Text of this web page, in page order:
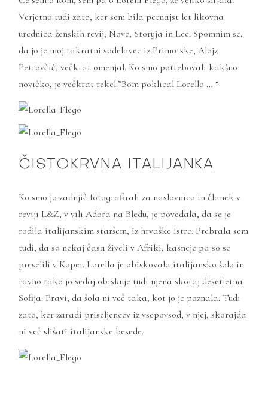
Verjetno tudi zato, ker sem bila petnajst let likovna
urednica ženskih revij; Nove, Storyja in Lee. Spomnim se,
da jo je moj takratni sodelavec iz Primorske, Alojz
Petrovčič, večkrat omenjal. Ko smo potrebovali kakšno
novičko, je večkrat rekel:”Bom poklical Lorello … “
ČISTOKRVNA ITALIJANKA
Ko smo jo zadnjič fotografirali za naslovnico in članek v
reviji L&Z, v vili Adora na Bledu, je povedala, da se je
rodila italijanskim staršem, iz hrvaške Istre. Prebrala sem
tudi, da so nekaj časa živeli v Afriki, kasneje pa so se
preselili v Koper. Lorella je obiskovala italijansko šolo in
ravno tako jo sedaj obiskuje tudi njena skoraj desetletna
Sofija. Pravi, da šola ni več taka, kot jo je poznala. Tudi
zato, ker zaradi priseljencev iz vsepovsod, v njej, skorajda
ni več slišati italijanske besede.